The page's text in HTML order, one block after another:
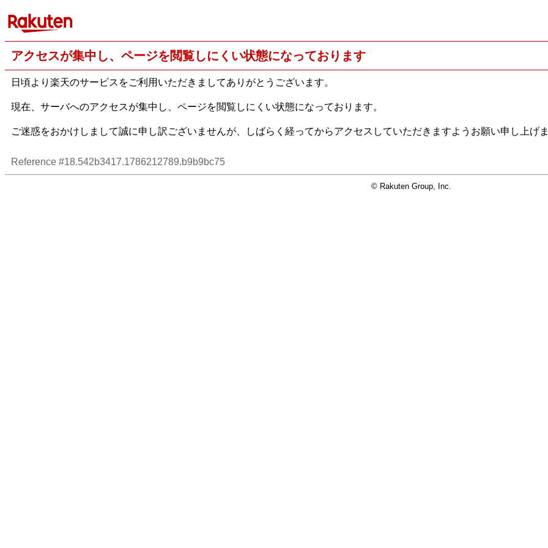
アクセスが集中し、ページを閲覧しにくい状態になっております
日頃より楽天のサービスをご利用いただきましてありがとうございます。
現在、サーバへのアクセスが集中し、ページを閲覧しにくい状態になっております。
ご迷惑をおかけしまして誠に申し訳ございませんが、しばらく経ってからアクセスしていただきますようお願い申し上げ
Reference #18.542b3417.1786212789.b9b9bc75
© Rakuten Group, Inc.